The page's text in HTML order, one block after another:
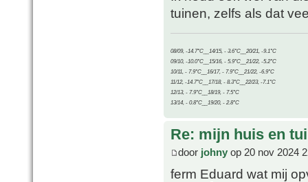
tuinen, zelfs als dat
08/09, -14.7°C__14/15, - 3.6°C__20/21, -9.1°C
09/10, -10.0°C__15/16, - 5.9°C__21/22, -5.2°C
10/11, - 7.9°C__16/17, - 7.9°C__21/22, -6.9°C
11/12, -14.7°C__17/18, - 8.3°C__22/23, -7.1°C
12/13, - 7.9°C__18/19, - 7.5°C
13/14, - 0.8°C__19/20, - 2.8°C
Re: mijn huis en
door johny op 20 nov 2024
ferm Eduard wat mij